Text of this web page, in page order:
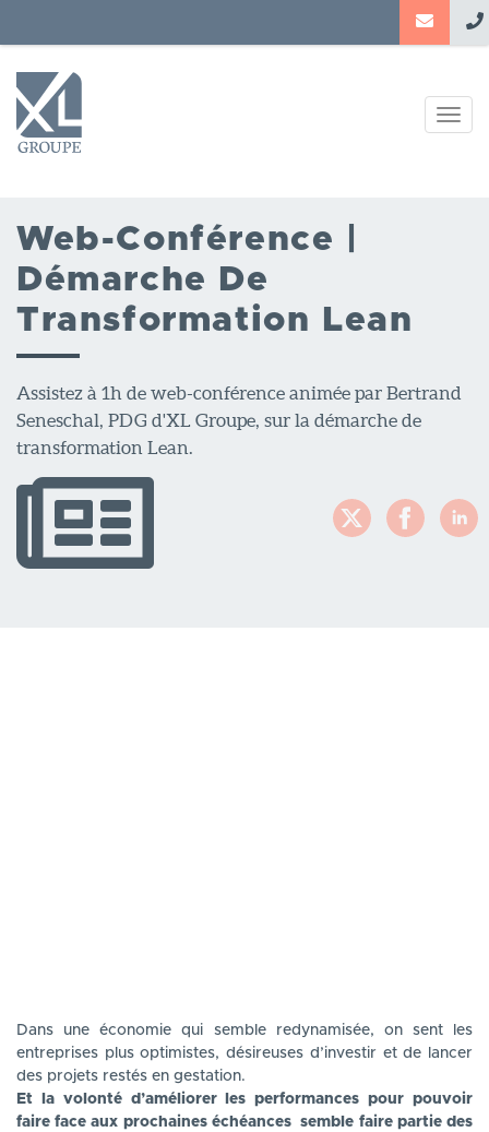
principal
Web-Conférence |
Démarche De
Transformation Lean
Assistez à 1h de web-conférence animée par Bertrand
Seneschal, PDG d'XL Groupe, sur la démarche de
transformation Lean.
Dans une économie qui semble redynamisée, on sent les
entreprises plus optimistes, désireuses d’investir et de lancer
des projets restés en gestation.
Et la volonté d’améliorer les performances pour pouvoir
faire face aux prochaines échéances semble faire partie des